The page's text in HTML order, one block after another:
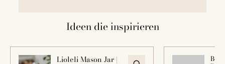
Ideen die inspirieren
Lioleli Mason Jar |